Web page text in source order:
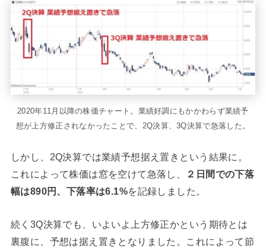
2020年11月以降の株価チャート。業績好調にもかかわらず業績予
想が上方修正されなかったことで、2Q決算、3Q決算で急落した。
しかし、2Q決算では業績予想据え置きという結果に。
これによって株価は窓を空けて急落し、
２日間での下落
幅は890円、下落率は6.1%を記録しました。
続く3Q決算でも、いよいよ上方修正かという期待とは
裏腹に、予想は据え置きとなりました。これによって節